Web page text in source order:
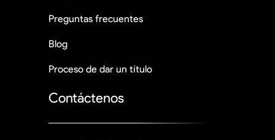
Preguntas frecuentes
Blog
Proceso de dar un título
Contáctenos